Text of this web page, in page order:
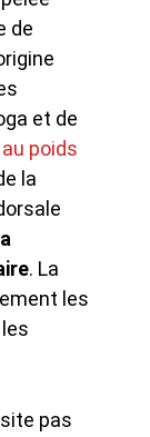
de
et de
poids
la
. La
les
pas